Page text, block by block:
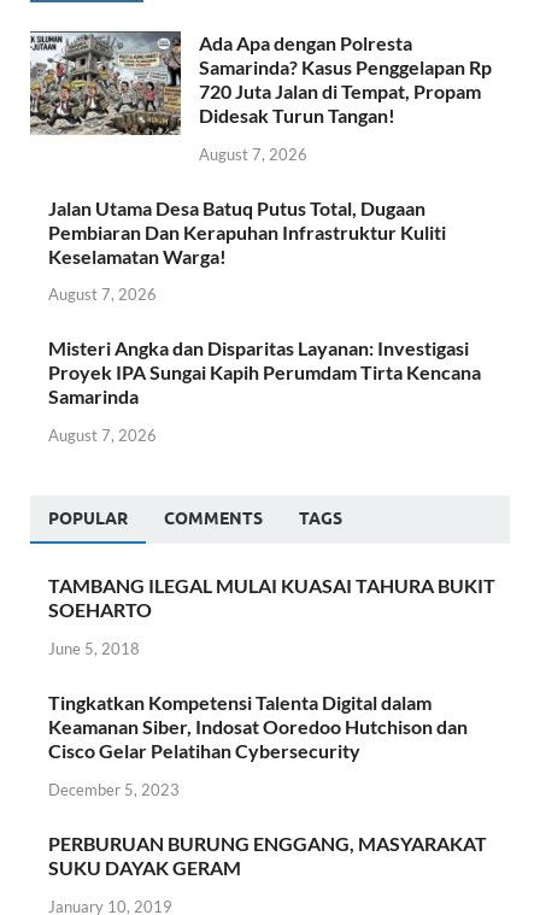
Ada Apa dengan Polresta
Samarinda? Kasus Penggelapan Rp
720 Juta Jalan di Tempat, Propam
Didesak Turun Tangan!
August 7, 2026
Jalan Utama Desa Batuq Putus Total, Dugaan
Pembiaran Dan Kerapuhan Infrastruktur Kuliti
Keselamatan Warga!
August 7, 2026
Misteri Angka dan Disparitas Layanan: Investigasi
Proyek IPA Sungai Kapih Perumdam Tirta Kencana
Samarinda
August 7, 2026
POPULAR COMMENTS TAGS
TAMBANG ILEGAL MULAI KUASAI TAHURA BUKIT
SOEHARTO
June 5, 2018
Tingkatkan Kompetensi Talenta Digital dalam
Keamanan Siber, Indosat Ooredoo Hutchison dan
Cisco Gelar Pelatihan Cybersecurity
December 5, 2023
PERBURUAN BURUNG ENGGANG, MASYARAKAT
SUKU DAYAK GERAM
January 10, 2019